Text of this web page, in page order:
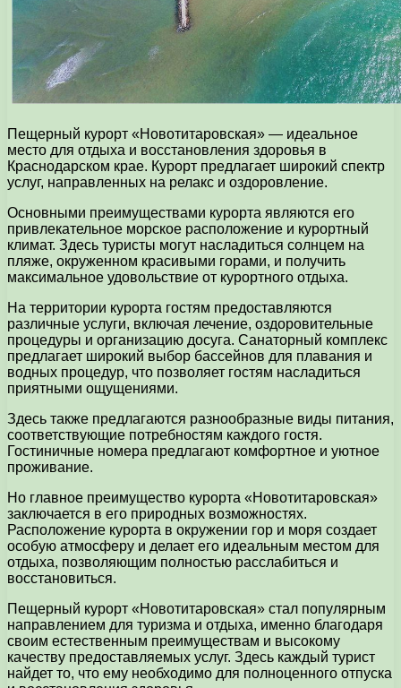
Пещерный курорт «Новотитаровская» — идеальное
место для отдыха и восстановления здоровья в
Краснодарском крае. Курорт предлагает широкий спектр
услуг, направленных на релакс и оздоровление.
Основными преимуществами курорта являются его
привлекательное морское расположение и курортный
климат. Здесь туристы могут насладиться солнцем на
пляже, окруженном красивыми горами, и получить
максимальное удовольствие от курортного отдыха.
На территории курорта гостям предоставляются
различные услуги, включая лечение, оздоровительные
процедуры и организацию досуга. Санаторный комплекс
предлагает широкий выбор бассейнов для плавания и
водных процедур, что позволяет гостям насладиться
приятными ощущениями.
Здесь также предлагаются разнообразные виды питания,
соответствующие потребностям каждого гостя.
Гостиничные номера предлагают комфортное и уютное
проживание.
Но главное преимущество курорта «Новотитаровская»
заключается в его природных возможностях.
Расположение курорта в окружении гор и моря создает
особую атмосферу и делает его идеальным местом для
отдыха, позволяющим полностью расслабиться и
восстановиться.
Пещерный курорт «Новотитаровская» стал популярным
направлением для туризма и отдыха, именно благодаря
своим естественным преимуществам и высокому
качеству предоставляемых услуг. Здесь каждый турист
найдет то, что ему необходимо для полноценного отпуска